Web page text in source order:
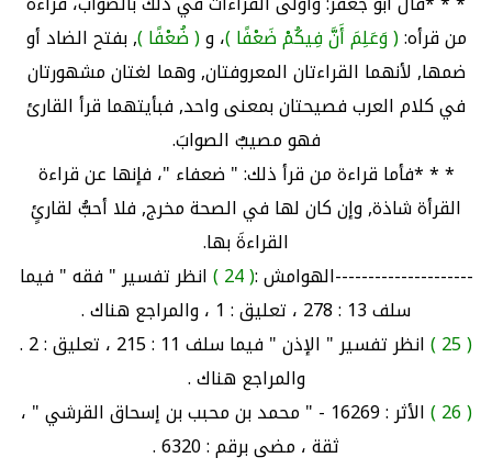
من قرأه:( وَعَلِمَ أَنَّ فِيكُمْ ضَعْفًا )، و( ضُعْفًا ), بفتح الضاد أو
ضمها, لأنهما القراءتان المعروفتان, وهما لغتان مشهورتان
في كلام العرب فصيحتان بمعنى واحد, فبأيتهما قرأ القارئ
فهو مصيبٌ الصوابَ.
* * *فأما قراءة من قرأ ذلك: " ضعفاء "، فإنها عن قراءة
القرأة شاذة, وإن كان لها في الصحة مخرج, فلا أحبُّ لقارئٍ
القراءةَ بها.
---------------------الهوامش :( 24 )
انظر تفسير " فقه " فيما
سلف 13 : 278 ، تعليق : 1 ، والمراجع هناك .
( 25 )
انظر تفسير " الإذن " فيما سلف 11 : 215 ، تعليق : 2 .
والمراجع هناك .
( 26 )
الأثر : 16269 - " محمد بن محبب بن إسحاق القرشي " ،
ثقة ، مضى برقم : 6320 .